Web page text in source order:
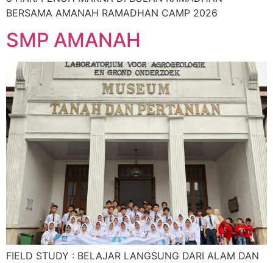
BERSAMA AMANAH RAMADHAN CAMP 2026
SMP AMANAH
FIELD STUDY : BELAJAR LANGSUNG DARI ALAM DAN